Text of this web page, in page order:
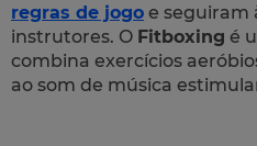
regras de jogo e seguiram
instrutores. O Fitboxing é
combina exercícios
ao som de música